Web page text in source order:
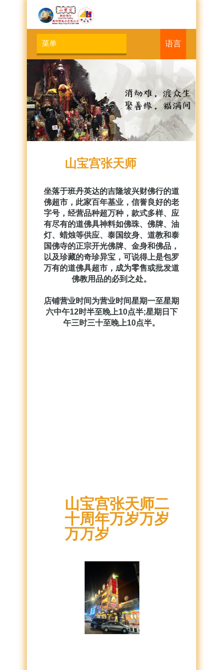
语言
山宝宫张天师
坐落于班丹英达的吉隆坡兴财佛行的道
佛超市，此家百年基业，信誉良好的老
字号，经营品种超万种，款式多样、应
有尽有的道佛具神料如佛珠、佛牌、油
灯、蜡烛等供应、泰国纹身、道教和泰
国佛寺的正宗开光佛牌、金身和佛品，
以及珍藏的奇珍异宝，可说得上是包罗
万有的道佛具超市，成为零售或批发道
佛教用品的必到之处。
店铺营业时间为营业时间星期一至星期
六中午12时半至晚上10点半;星期日下
午三时三十至晚上10点半。
山宝宫张天师二
十周年万岁万岁
万万岁